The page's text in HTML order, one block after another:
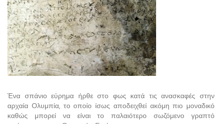
Ένα σπάνιο εύρημα ήρθε στο φως κατά τις ανασκαφές στην
αρχαία Ολυμπία, το οποίο ίσως αποδειχθεί ακόμη πιο μοναδικό
καθώς μπορεί να είναι το παλαιότερο σωζόμενο γραπτό